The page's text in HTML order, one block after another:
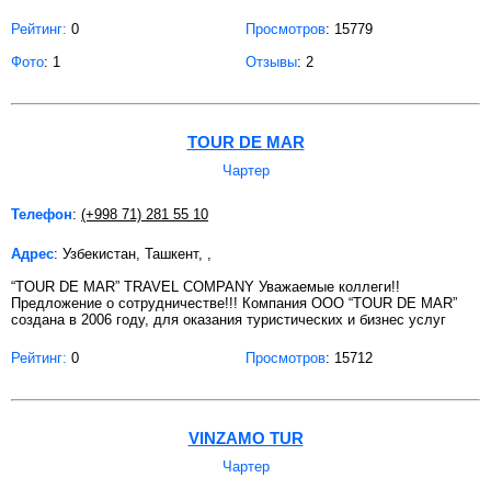
Рейтинг: 0 Просмотров: 15779
Фото: 1 Отзывы: 2
TOUR DE MAR
Чартер
Телефон: (+998 71) 281 55 10
Адрес: Узбекистан, Ташкент, ,
“TOUR DE MAR” TRAVEL COMPANY Уважаемые коллеги!!
Предложение о сотрудничестве!!! Компания ООО “TOUR DE MAR”
создана в 2006 году, для оказания туристических и бизнес услуг
Рейтинг: 0 Просмотров: 15712
VINZAMO TUR
Чартер